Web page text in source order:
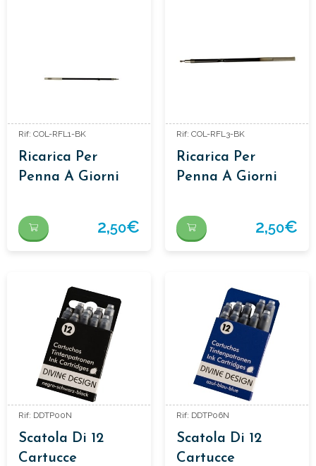
Rif: COL-RFL1-BK
Ricarica Per
Penna A Giorni
2,50€
Rif: COL-RFL3-BK
Ricarica Per
Penna A Giorni
2,50€
Rif: DDTP00N
Scatola Di 12
Cartucce
Rif: DDTP06N
Scatola Di 12
Cartucce